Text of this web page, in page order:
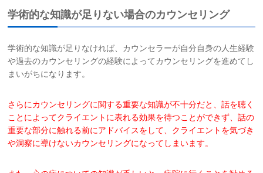
学術的な知識が足りない場合のカウンセリング
学術的な知識が足りなければ、カウンセラーが自分自身の人生経験
や過去のカウンセリングの経験によってカウンセリングを進めてし
まいがちになります。
さらにカウンセリングに関する重要な知識が不十分だと、話を聴く
ことによってクライエントに表れる効果を待つことができず、話の
重要な部分に触れる前にアドバイスをして、クライエントを気づき
や洞察に導けないカウンセリングになってしまいます。